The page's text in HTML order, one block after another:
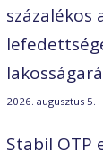
százalékos
2026. augusztus 5.
Stabil OTP